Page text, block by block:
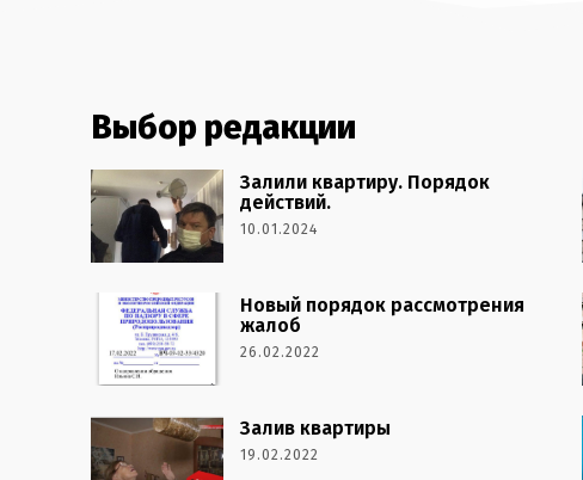
Выбор редакции
Залили квартиру. Порядок
действий.
10.01.2024
Новый порядок рассмотрения
жалоб
26.02.2022
Залив квартиры
19.02.2022